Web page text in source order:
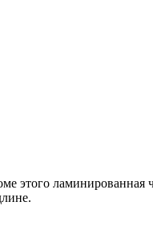
этого ламинированная